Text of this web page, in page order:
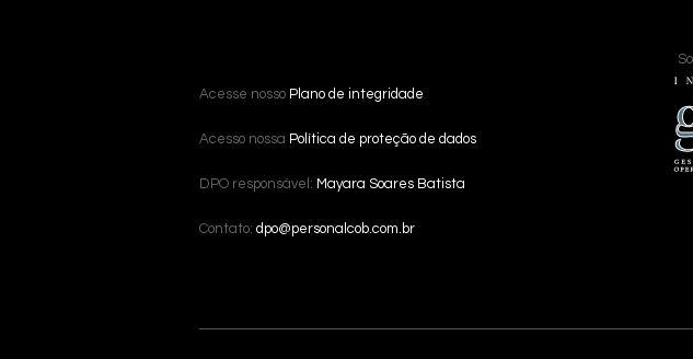
Acesse nosso Plano de integridade
Acesso nossa Política de proteção de dados
DPO responsável: Mayara Soares Batista
Contato: dpo@personalcob.com.br